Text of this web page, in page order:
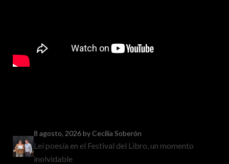
8 agosto, 2026by Cecilia Soberón
Leí poesía en el Festival del Libro, un momento
inolvidable